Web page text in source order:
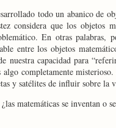
todo un abanico de
considera que los objetos
En otras palabras,
entre los objetos
nuestra capacidad para
completamente
y satélites de influir sobre la
matemáticas se inventan o